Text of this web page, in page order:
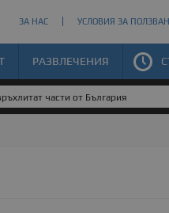
ЗА НАС УСЛОВИЯ ЗА
РАЗВЛЕЧЕНИЯ
части от България